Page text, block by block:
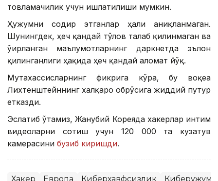
товламачилик учун ишлатилиши мумкин.
Ҳужумни содир этганлар ҳали аниқланмаган.
Шунингдек, ҳеч қандай тўлов талаб қилинмаган ва
ўғирланган маълумотларнинг даркнетда эълон
қилинганлиги ҳақида ҳеч қандай аломат йўқ.
Мутахассисларнинг фикрига кўра, бу воқеа
Лихтенштейннинг халқаро обрўсига жиддий путур
етказди.
Эслатиб ўтамиз, Жанубий Кореяда хакерлар интим
видеоларни сотиш учун 120 000 та кузатув
камерасини бузиб киришди.
Хакер Европа Киберхавфсизлик Киберҳужум